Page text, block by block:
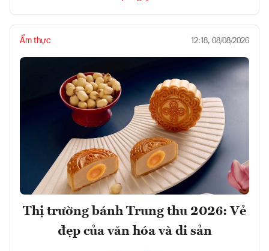
Ẩm thực 12:18, 08/08/2026
Thị trường bánh Trung thu 2026: Vẻ
đẹp của văn hóa và di sản